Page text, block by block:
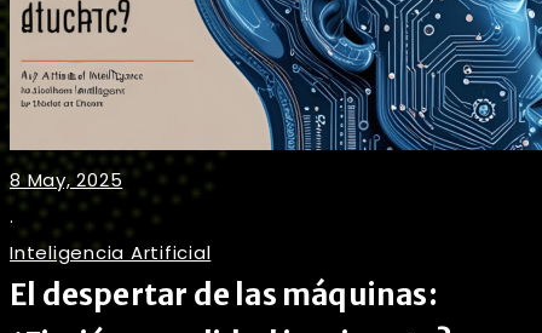
8 May, 2025
.
Inteligencia Artificial
El despertar de las máquinas: